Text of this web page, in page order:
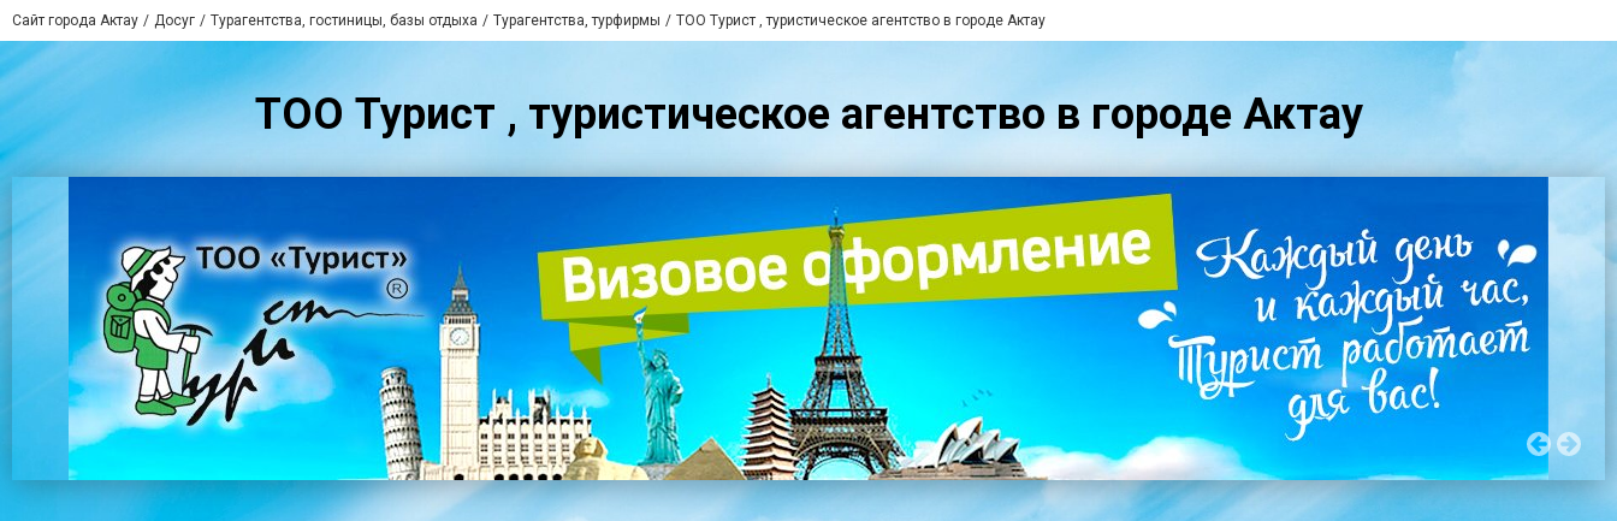
Сайт города Актау Досуг Турагентства, гостиницы, базы отдыха Турагентства, турфирмы ТОО Турист , туристическое агентство в городе Актау
ТОО Турист , туристическое агентство в городе Актау